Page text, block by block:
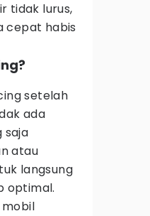
tidak lurus,
cepat habis
setelah
ada
saja
atau
langsung
optimal.